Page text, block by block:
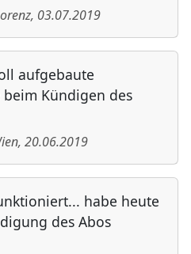
, 03.07.2019
aufgebaute
Kündigen des
, 20.06.2019
habe heute
des Abos